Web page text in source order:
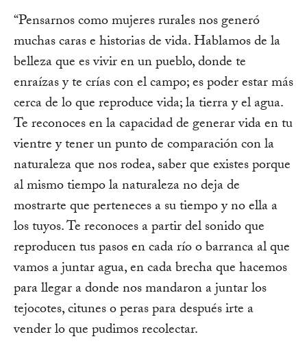
“Pensarnos como mujeres rurales nos generó
muchas caras e historias de vida. Hablamos de la
belleza que es vivir en un pueblo, donde te
enraízas y te crías con el campo; es poder estar más
cerca de lo que reproduce vida; la tierra y el agua.
Te reconoces en la capacidad de generar vida en tu
vientre y tener un punto de comparación con la
naturaleza que nos rodea, saber que existes porque
al mismo tiempo la naturaleza no deja de
mostrarte que perteneces a su tiempo y no ella a
los tuyos. Te reconoces a partir del sonido que
reproducen tus pasos en cada río o barranca al que
vamos a juntar agua, en cada brecha que hacemos
para llegar a donde nos mandaron a juntar los
tejocotes, citunes o peras para después irte a
vender lo que pudimos recolectar.